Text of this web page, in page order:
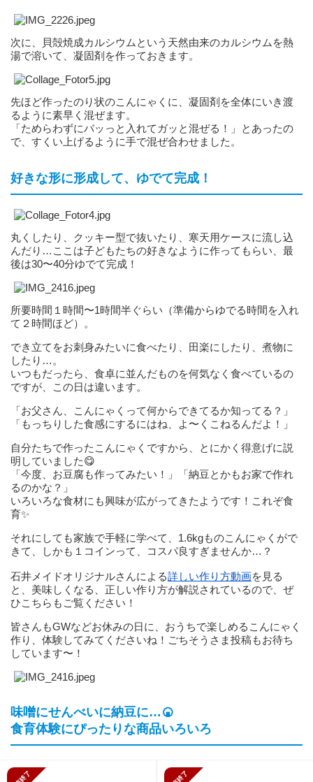
次に、貝殻焼成カルシウムという天然由来のカルシウムを熱
湯で溶いて、凝固剤を作っておきます。
先ほど作ったのり状のこんにゃくに、凝固剤を全体にいき渡
るように素早く混ぜます。
「ためらわずにバッっと入れてガッと混ぜる！」とあったの
で、すくい上げるように手で混ぜ合わせました。
好きな形に形成して、ゆでて完成！
丸くしたり、クッキー型で抜いたり、寒天用ケースに流し込
んだり…ここは子どもたちの好きなように作ってもらい、最
後は30〜40分ゆでて完成！
所要時間１時間〜1時間半ぐらい（準備からゆでる時間を入れ
て２時間ほど）。
でき立てをお刺身みたいに食べたり、田楽にしたり、煮物に
したり…。
いつもだったら、食卓に並んだものを何気なく食べているの
ですが、この日は違います。
「お父さん、こんにゃくって何からできてるか知ってる？」
「もっちりした食感にするにはね、よ〜くこねるんだよ！」
自分たちで作ったこんにゃくですから、とにかく得意げに説
明していました😋
「今度、お豆腐も作ってみたい！」「納豆とかもお家で作れ
るのかな？」
いろいろな食材にも興味が広がってきたようです！これぞ食
育✨
それにしても家族で手軽に学べて、1.6kgものこんにゃくがで
きて、しかも１コインって、コスパ良すぎませんか…？
石井メイドオリジナルさんによる詳しい作り方動画を見る
と、美味しくなる、正しい作り方が解説されているので、ぜ
ひこちらもご覧ください！
皆さんもGWなどお休みの日に、おうちで楽しめるこんにゃく
作り、体験してみてくださいね！ごちそうさま投稿もお待ち
しています〜！
味噌にせんべいに納豆に…🍘
食育体験にぴったりな商品いろいろ